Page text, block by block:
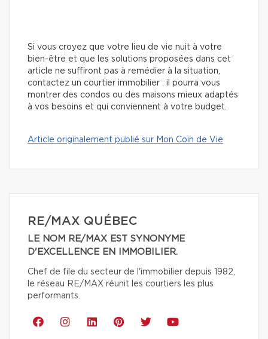
Si vous croyez que votre lieu de vie nuit à votre
bien-être et que les solutions proposées dans cet
article ne suffiront pas à remédier à la situation,
contactez un courtier immobilier : il pourra vous
montrer des condos ou des maisons mieux adaptés
à vos besoins et qui conviennent à votre budget.
Article originalement publié sur Mon Coin de Vie
RE/MAX QUÉBEC
LE NOM RE/MAX EST SYNONYME
D'EXCELLENCE EN IMMOBILIER.
Chef de file du secteur de l'immobilier depuis 1982,
le réseau RE/MAX réunit les courtiers les plus
performants.